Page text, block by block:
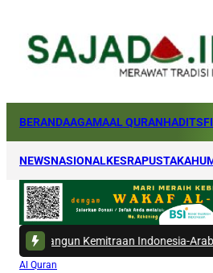
BERANDAAGAMAAL QURANHADITS
NEWSNASIONALKESRAPUSTAKA
Kemitraan Indonesia-Arab Saudi
Al Quran